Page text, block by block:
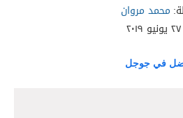
محمد مروان
في جوجل